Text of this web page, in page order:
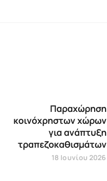
Παραχώρηση
κοινόχρηστων χώρων
για ανάπτυξη
τραπεζοκαθισμάτων
18 Ιουνίου 2026